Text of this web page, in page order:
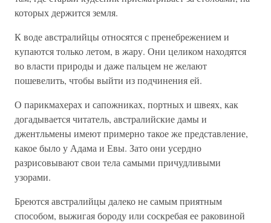
которых держится земля.
К воде австралийцы относятся с пренебрежением и
купаются только летом, в жару. Они целиком находятся
во власти природы и даже пальцем не желают
пошевелить, чтобы выйти из подчинения ей.
О парикмахерах и сапожниках, портных и швеях, как
догадывается читатель, австралийские дамы и
джентльмены имеют примерно такое же представление,
какое было у Адама и Евы. Зато они усердно
разрисовывают свои тела самыми причудливыми
узорами.
Бреются австралийцы далеко не самым приятным
способом, выжигая бороду или соскребая ее раковиной